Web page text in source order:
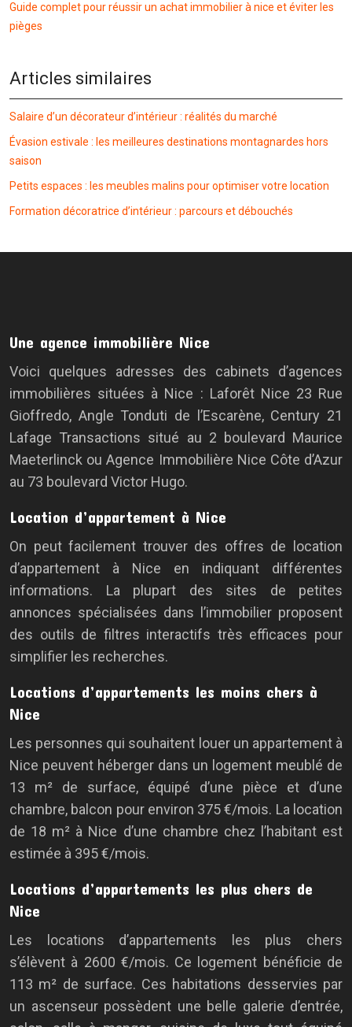
Guide complet pour réussir un achat immobilier à nice et éviter les
pièges
Articles similaires
Salaire d’un décorateur d’intérieur : réalités du marché
Évasion estivale : les meilleures destinations montagnardes hors
saison
Petits espaces : les meubles malins pour optimiser votre location
Formation décoratrice d’intérieur : parcours et débouchés
Une agence immobilière Nice
Voici quelques adresses des cabinets d’agences
immobilières situées à Nice : Laforêt Nice 23 Rue
Gioffredo, Angle Tonduti de l’Escarène, Century 21
Lafage Transactions situé au 2 boulevard Maurice
Maeterlinck ou Agence Immobilière Nice Côte d’Azur
au 73 boulevard Victor Hugo.
Location d’appartement à Nice
On peut facilement trouver des offres de location
d’appartement à Nice en indiquant différentes
informations. La plupart des sites de petites
annonces spécialisées dans l’immobilier proposent
des outils de filtres interactifs très efficaces pour
simplifier les recherches.
Locations d’appartements les moins chers à
Nice
Les personnes qui souhaitent louer un appartement à
Nice peuvent héberger dans un logement meublé de
13 m² de surface, équipé d’une pièce et d’une
chambre, balcon pour environ 375 €/mois. La location
de 18 m² à Nice d’une chambre chez l’habitant est
estimée à 395 €/mois.
Locations d’appartements les plus chers de
Nice
Les locations d’appartements les plus chers
s’élèvent à 2600 €/mois. Ce logement bénéficie de
113 m² de surface. Ces habitations desservies par
un ascenseur possèdent une belle galerie d’entrée,